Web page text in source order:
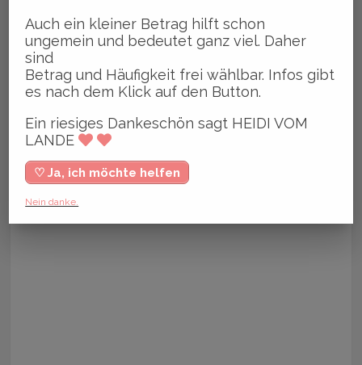
Auch ein kleiner Betrag hilft schon
ungemein und bedeutet ganz viel. Daher
sind
Betrag und Häufigkeit frei wählbar. Infos gibt
es nach dem Klick auf den Button.
Ein riesiges Dankeschön sagt HEIDI VOM
LANDE
♡ Ja, ich möchte helfen
Nein danke.